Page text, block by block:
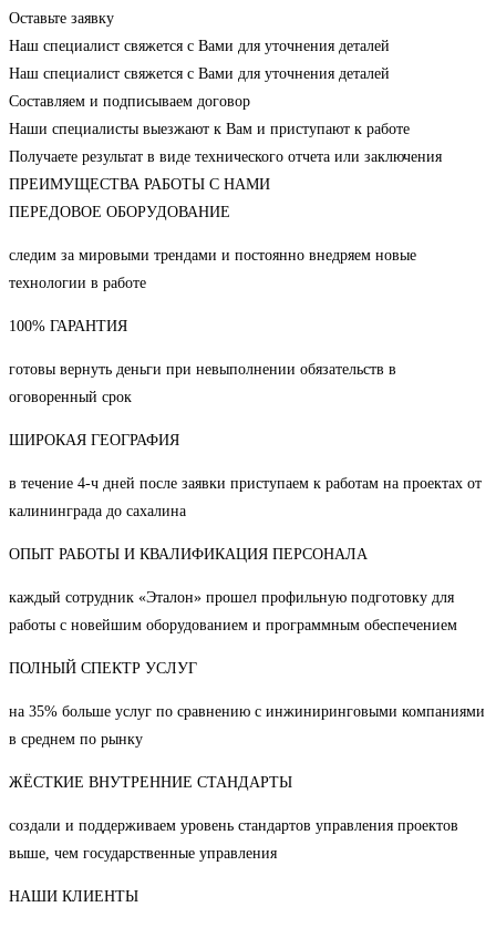
Оставьте заявку
Наш специалист свяжется с Вами для уточнения деталей
Наш специалист свяжется с Вами для уточнения деталей
Составляем и подписываем договор
Наши специалисты выезжают к Вам и приступают к работе
Получаете результат в виде технического отчета или заключения
ПРЕИМУЩЕСТВА РАБОТЫ С НАМИ
ПЕРЕДОВОЕ ОБОРУДОВАНИЕ
следим за мировыми трендами и постоянно внедряем новые
технологии в работе
100% ГАРАНТИЯ
готовы вернуть деньги при невыполнении обязательств в
оговоренный срок
ШИРОКАЯ ГЕОГРАФИЯ
в течение 4-ч дней после заявки приступаем к работам на проектах от
калининграда до сахалина
ОПЫТ РАБОТЫ И КВАЛИФИКАЦИЯ ПЕРСОНАЛА
каждый сотрудник «Эталон» прошел профильную подготовку для
работы с новейшим оборудованием и программным обеспечением
ПОЛНЫЙ СПЕКТР УСЛУГ
на 35% больше услуг по сравнению с инжиниринговыми компаниями
в среднем по рынку
ЖЁСТКИЕ ВНУТРЕННИЕ СТАНДАРТЫ
создали и поддерживаем уровень стандартов управления проектов
выше, чем государственные управления
НАШИ КЛИЕНТЫ